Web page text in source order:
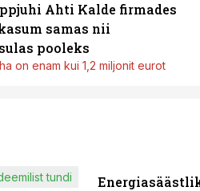
Ahti Kalde firmades
samas nii
pooleks
on enam kui 1,2 miljonit eurot
tundi